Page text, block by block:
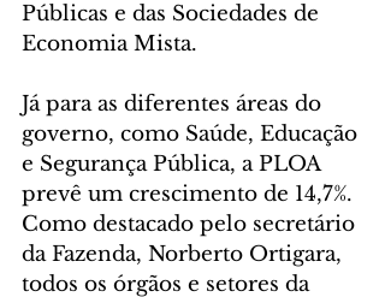
Públicas e das Sociedades de
Economia Mista.
Já para as diferentes áreas do
governo, como Saúde, Educação
e Segurança Pública, a PLOA
prevê um crescimento de 14,7%.
Como destacado pelo secretário
da Fazenda, Norberto Ortigara,
todos os órgãos e setores da